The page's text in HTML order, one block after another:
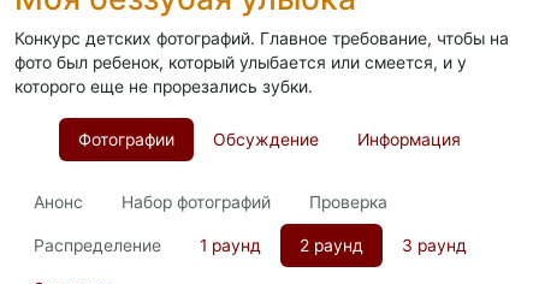
Конкурс детских фотографий. Главное требование, чтобы на
фото был ребенок, который улыбается или смеется, и у
которого еще не прорезались зубки.
Фотографии Обсуждение Информация
Анонс Набор фотографий Проверка
Распределение 1 раунд 2 раунд 3 раунд